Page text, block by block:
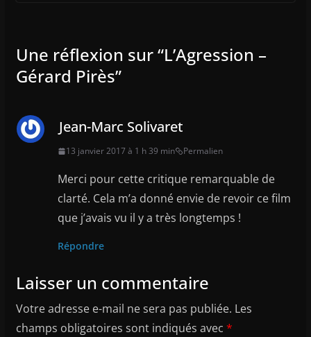
Une réflexion sur “L’Agression –
Gérard Pirès”
Jean-Marc Solivaret
13 janvier 2017 à 1 h 39 min Permalien
Merci pour cette critique remarquable de
clarté. Cela m’a donné envie de revoir ce film
que j’avais vu il y a très longtemps !
Répondre
Laisser un commentaire
Votre adresse e-mail ne sera pas publiée. Les
champs obligatoires sont indiqués avec *